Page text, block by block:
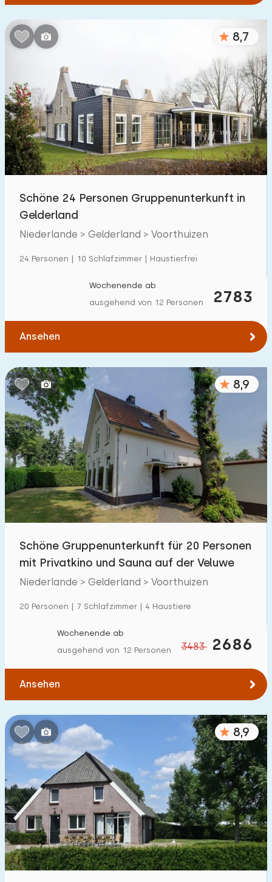
8,7
Schöne 24 Personen Gruppenunterkunft in
Gelderland
Niederlande > Gelderland > Voorthuizen
24 Personen | 10 Schlafzimmer | Haustierfrei
2783
Wochenende ab
ausgehend von 12 Personen
Ansehen
8,9
Schöne Gruppenunterkunft für 20 Personen
mit Privatkino und Sauna auf der Veluwe
Niederlande > Gelderland > Voorthuizen
20 Personen | 7 Schlafzimmer | 4 Haustiere
3483 2686
Wochenende ab
ausgehend von 12 Personen
Ansehen
8,9